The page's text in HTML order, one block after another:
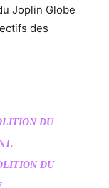
Joplin Globe
des
DU
DU